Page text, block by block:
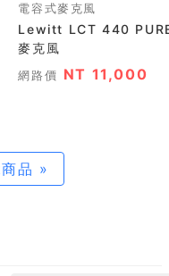
電容式麥克風
Lewitt LCT 440
麥克風
網路價 NT 11,000
品 »